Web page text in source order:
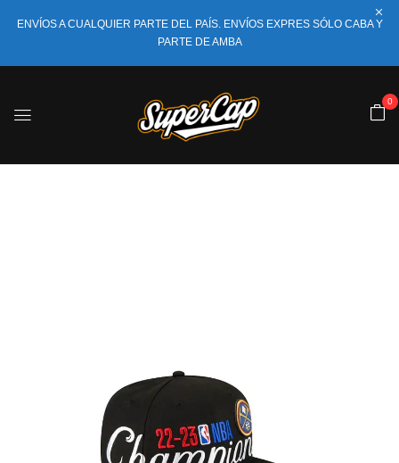
ENVÍOS A CUALQUIER PARTE DEL PAÍS. ENVÍOS EXPRES SÓLO CABA Y
PARTE DE AMBA
0